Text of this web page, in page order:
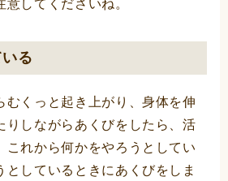
してくださいね。
る
むくっと起き上がり、身体を伸
りしながらあくびをしたら、活
これから何かをやろうとしてい
としているときにあくびをしま